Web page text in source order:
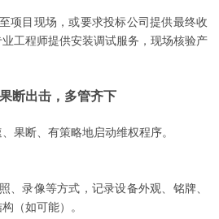
目现场，或要求投标公司提供最终收
工程师提供安装调试服务，现场核验产
断出击，多管齐下
果断、有策略地启动维权程序。
录像等方式，记录设备外观、铭牌、
（如可能）。